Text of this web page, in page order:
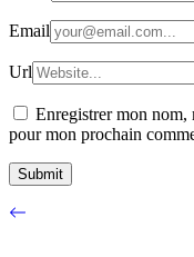
Email
Url
Enregistrer mon nom,
pour mon prochain